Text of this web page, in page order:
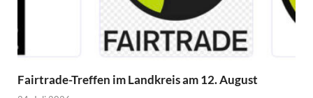
Fairtrade-Treffen im Landkreis am 12. August